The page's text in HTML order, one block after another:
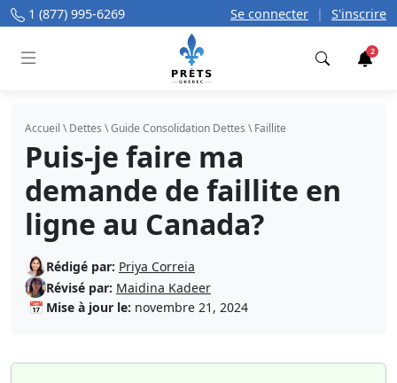
1 (877) 995-6269 Se connecter | S'inscrire
2
Accueil \Dettes \Guide Consolidation Dettes \Faillite
Puis-je faire ma
demande de faillite en
ligne au Canada?
Rédigé par: Priya Correia
Révisé par: Maidina Kadeer
📅 Mise à jour le: novembre 21, 2024